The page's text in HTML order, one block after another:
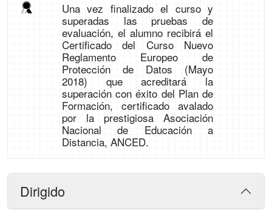
Una vez finalizado el curso y
superadas las pruebas de
evaluación, el alumno recibirá el
Certificado del Curso Nuevo
Reglamento Europeo de
Protección de Datos (Mayo
2018) que acreditará la
superación con éxito del Plan de
Formación, certificado avalado
por la prestigiosa Asociación
Nacional de Educación a
Distancia, ANCED.
Dirigido